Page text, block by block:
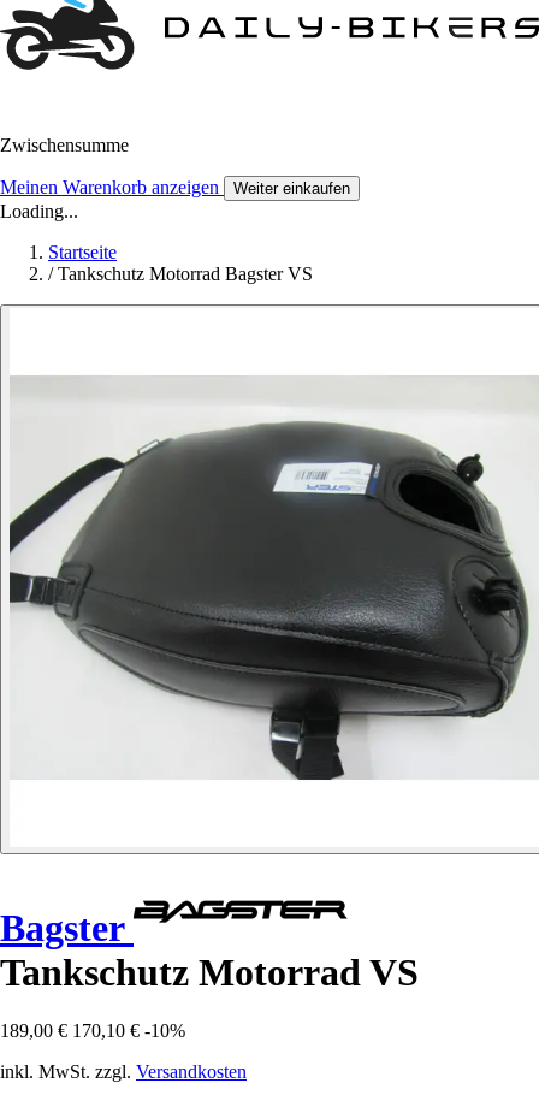
Zwischensumme
Meinen Warenkorb anzeigen Weiter einkaufen
Loading...
Startseite
/ Tankschutz Motorrad Bagster VS
Bagster
Tankschutz Motorrad VS
189,00 € 170,10 € -10%
inkl. MwSt. zzgl. Versandkosten